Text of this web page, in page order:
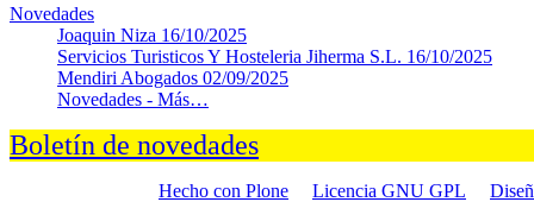
Novedades
Joaquin Niza 16/10/2025
Servicios Turisticos Y Hosteleria Jiherma S.L. 16/10/2025
Mendiri Abogados 02/09/2025
Novedades - Más…
Boletín de novedades
Hecho con Plone Licencia GNU GPL